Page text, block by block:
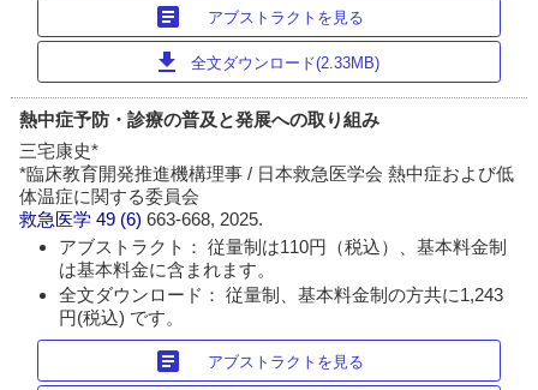
article アブストラクトを見る
download 全文ダウンロード(2.33MB)
熱中症予防・診療の普及と発展への取り組み
三宅康史*
*臨床教育開発推進機構理事 / 日本救急医学会 熱中症および低
体温症に関する委員会
救急医学 49 (6)663-668, 2025.
アブストラクト： 従量制は110円（税込）、基本料金制
は基本料金に含まれます。
全文ダウンロード： 従量制、基本料金制の方共に1,243
円(税込) です。
article アブストラクトを見る